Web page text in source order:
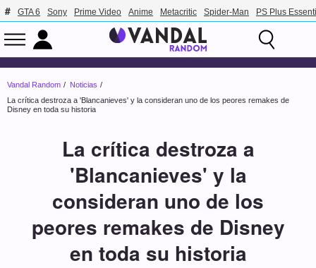
GTA 6 Sony Prime Video Anime Metacritic Spider-Man PS Plus
Vandal Random
Noticias
La crítica destroza a 'Blancanieves' y la consideran uno de los peores remakes de
Disney en toda su historia
La crítica destroza a
'Blancanieves' y la
consideran uno de los
peores remakes de Disney
en toda su historia